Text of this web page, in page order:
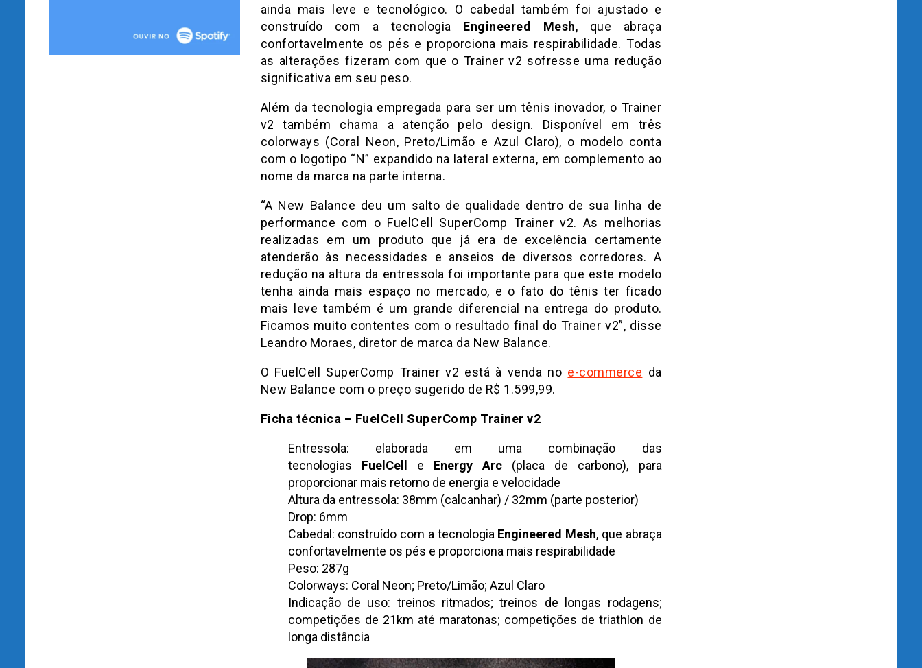
ainda mais leve e tecnológico. O cabedal também foi ajustado e
construído com a tecnologia Engineered Mesh, que abraça
confortavelmente os pés e proporciona mais respirabilidade. Todas
as alterações fizeram com que o Trainer v2 sofresse uma redução
significativa em seu peso.
Além da tecnologia empregada para ser um tênis inovador, o Trainer
v2 também chama a atenção pelo design. Disponível em três
colorways (Coral Neon, Preto/Limão e Azul Claro), o modelo conta
com o logotipo “N” expandido na lateral externa, em complemento ao
nome da marca na parte interna.
“A New Balance deu um salto de qualidade dentro de sua linha de
performance com o FuelCell SuperComp Trainer v2. As melhorias
realizadas em um produto que já era de excelência certamente
atenderão às necessidades e anseios de diversos corredores. A
redução na altura da entressola foi importante para que este modelo
tenha ainda mais espaço no mercado, e o fato do tênis ter ficado
mais leve também é um grande diferencial na entrega do produto.
Ficamos muito contentes com o resultado final do Trainer v2”, disse
Leandro Moraes, diretor de marca da New Balance.
O FuelCell SuperComp Trainer v2 está à venda no e-commerce da
New Balance com o preço sugerido de R$ 1.599,99.
Ficha técnica – FuelCell SuperComp Trainer v2
Entressola: elaborada em uma combinação das
tecnologias FuelCell e Energy Arc (placa de carbono), para
proporcionar mais retorno de energia e velocidade
Altura da entressola: 38mm (calcanhar) / 32mm (parte posterior)
Drop: 6mm
Cabedal: construído com a tecnologia Engineered Mesh, que abraça
confortavelmente os pés e proporciona mais respirabilidade
Peso: 287g
Colorways: Coral Neon; Preto/Limão; Azul Claro
Indicação de uso: treinos ritmados; treinos de longas rodagens;
competições de 21km até maratonas; competições de triathlon de
longa distância